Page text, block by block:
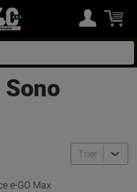
Sono
Trier
e-GO Max